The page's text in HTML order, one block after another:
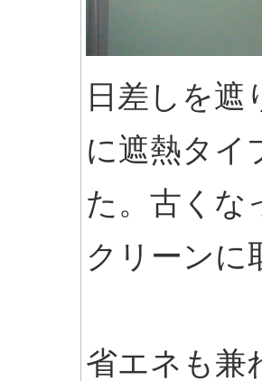
日差しを遮
に遮熱タイ
た。古くな
クリーンに
省エネも兼